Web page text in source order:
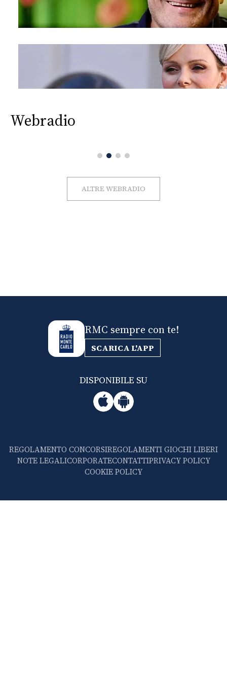
Webradio
ALTRE WEBRADIO
RMC sempre con te!
SCARICA L'APP
DISPONIBILE SU
REGOLAMENTO CONCORSIREGOLAMENTI GIOCHI LIBERI
NOTE LEGALICORPORATECONTATTIPRIVACY POLICY
COOKIE POLICY